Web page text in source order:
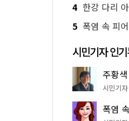
4 한강 다리 아래서
5 폭염 속 피어난 진
시민기자 인
시민기